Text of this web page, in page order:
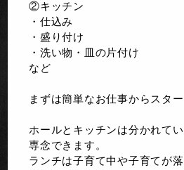
②キッチン
・仕込み
・盛り付け
・洗い物・皿の片付け
など
まずは簡単なお仕事からスター
ホールとキッチンは分かれて
専念できます。
ランチは子育て中や子育てが